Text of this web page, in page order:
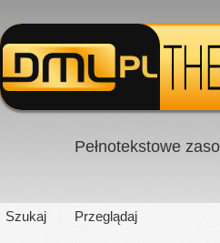
Pełnotekstowe
Szukaj Przeglądaj